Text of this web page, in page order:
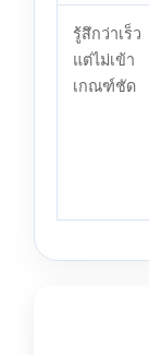
รู้สึกว่าเร็ว
แต่ไม่เข้า
เกณฑ์ชัด